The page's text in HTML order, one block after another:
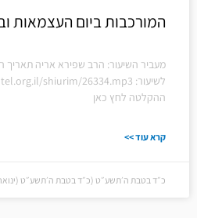
המורכבות ביום העצמאות
מעביר השיעור: הרב שפירא אריה תאריך
ההקלטה לחץ כאן
קרא עוד >>
כ״ד בטבת ה׳תשע״ט (כ״ד בטבת ה׳תשע״ט (ינואר 1,